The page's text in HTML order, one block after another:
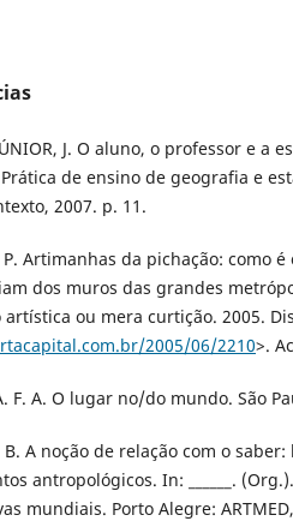
J. O aluno, o professor e a
de ensino de geografia e
2007. p. 11.
P. Artimanhas da pichação: como
dos muros das grandes
artística ou mera curtição. 2005.
2005/06/2210>.
F. A. O lugar no/do mundo. São
B. A noção de relação com o
antropológicos. In: ______.
mundiais. Porto Alegre: